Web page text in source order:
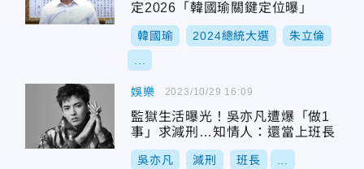
定2026「韓國瑜關鍵定位曝」
韓國瑜 2024總統大選 朱立倫
娛樂
監獄生活曝光！吳亦凡遭爆「做1
事」求減刑…知情人：還當上班長
吳亦凡 減刑 班長
2023/10/29 16:09